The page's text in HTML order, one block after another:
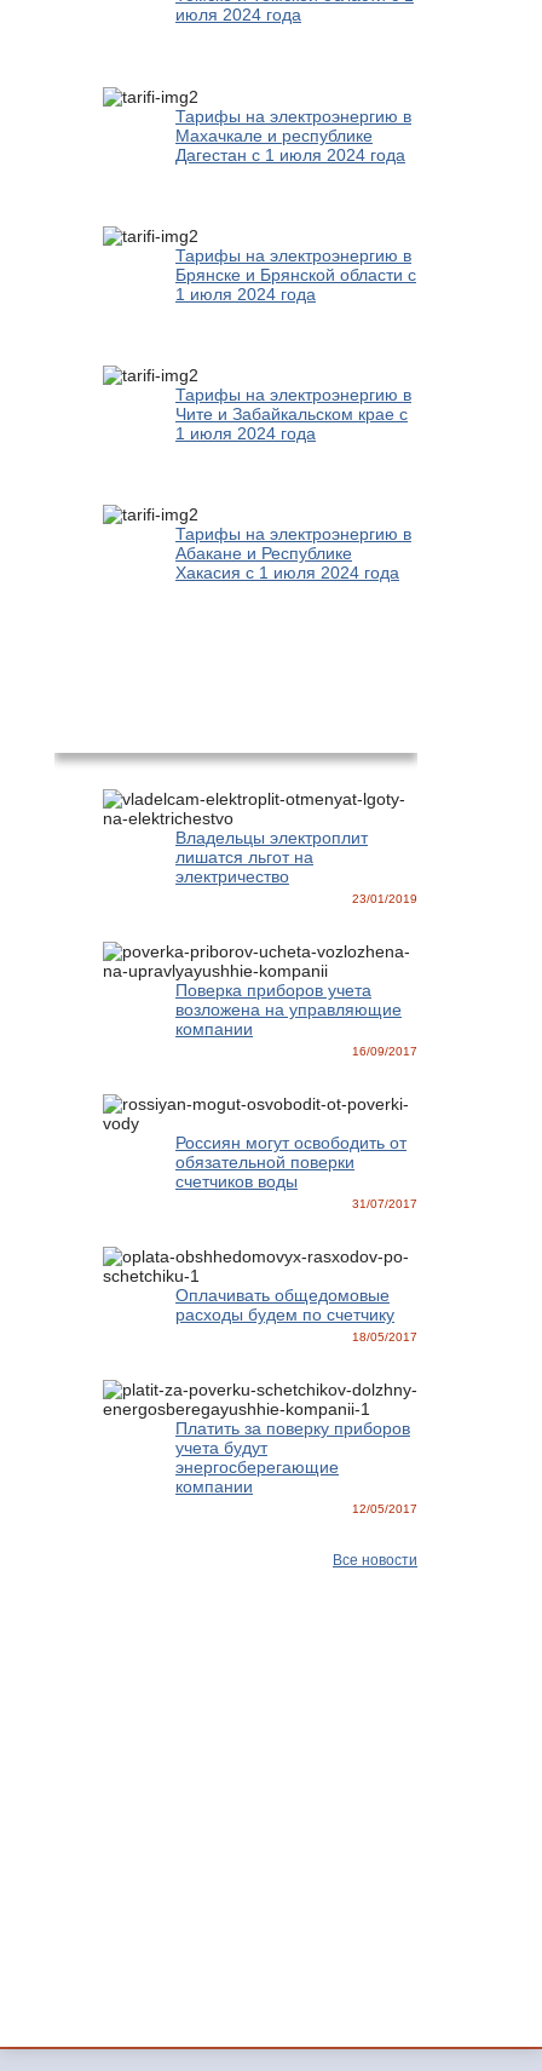
июля 2024 года
Тарифы на электроэнергию в
Махачкале и республике
Дагестан с 1 июля 2024 года
Тарифы на электроэнергию в
Брянске и Брянской области с
1 июля 2024 года
Тарифы на электроэнергию в
Чите и Забайкальском крае с
1 июля 2024 года
Тарифы на электроэнергию в
Абакане и Республике
Хакасия с 1 июля 2024 года
Владельцы электроплит
лишатся льгот на
электричество
23/01/2019
Поверка приборов учета
возложена на управляющие
компании
16/09/2017
Россиян могут освободить от
обязательной поверки
счетчиков воды
31/07/2017
Оплачивать общедомовые
расходы будем по счетчику
18/05/2017
Платить за поверку приборов
учета будут
энергосберегающие
компании
12/05/2017
Все новости